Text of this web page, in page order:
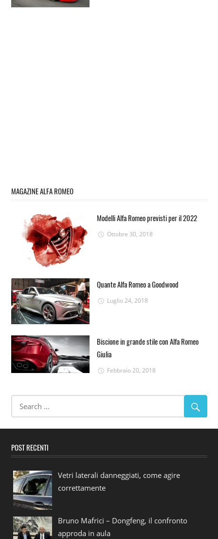
MAGAZINE ALFA ROMEO
Modelli Alfa Romeo previsti per il 2022
Ottobre 30, 2018
Quante Alfa Romeo a Goodwood
Luglio 24, 2018
Biscione in grande stile con Alfa Romeo
Giulia
Febbraio 20, 2018
POST RECENTI
Vetri laterali danneggiati, come agire
correttamente
Bruno Mafrici – Dongfeng, il confronto
approda in aula